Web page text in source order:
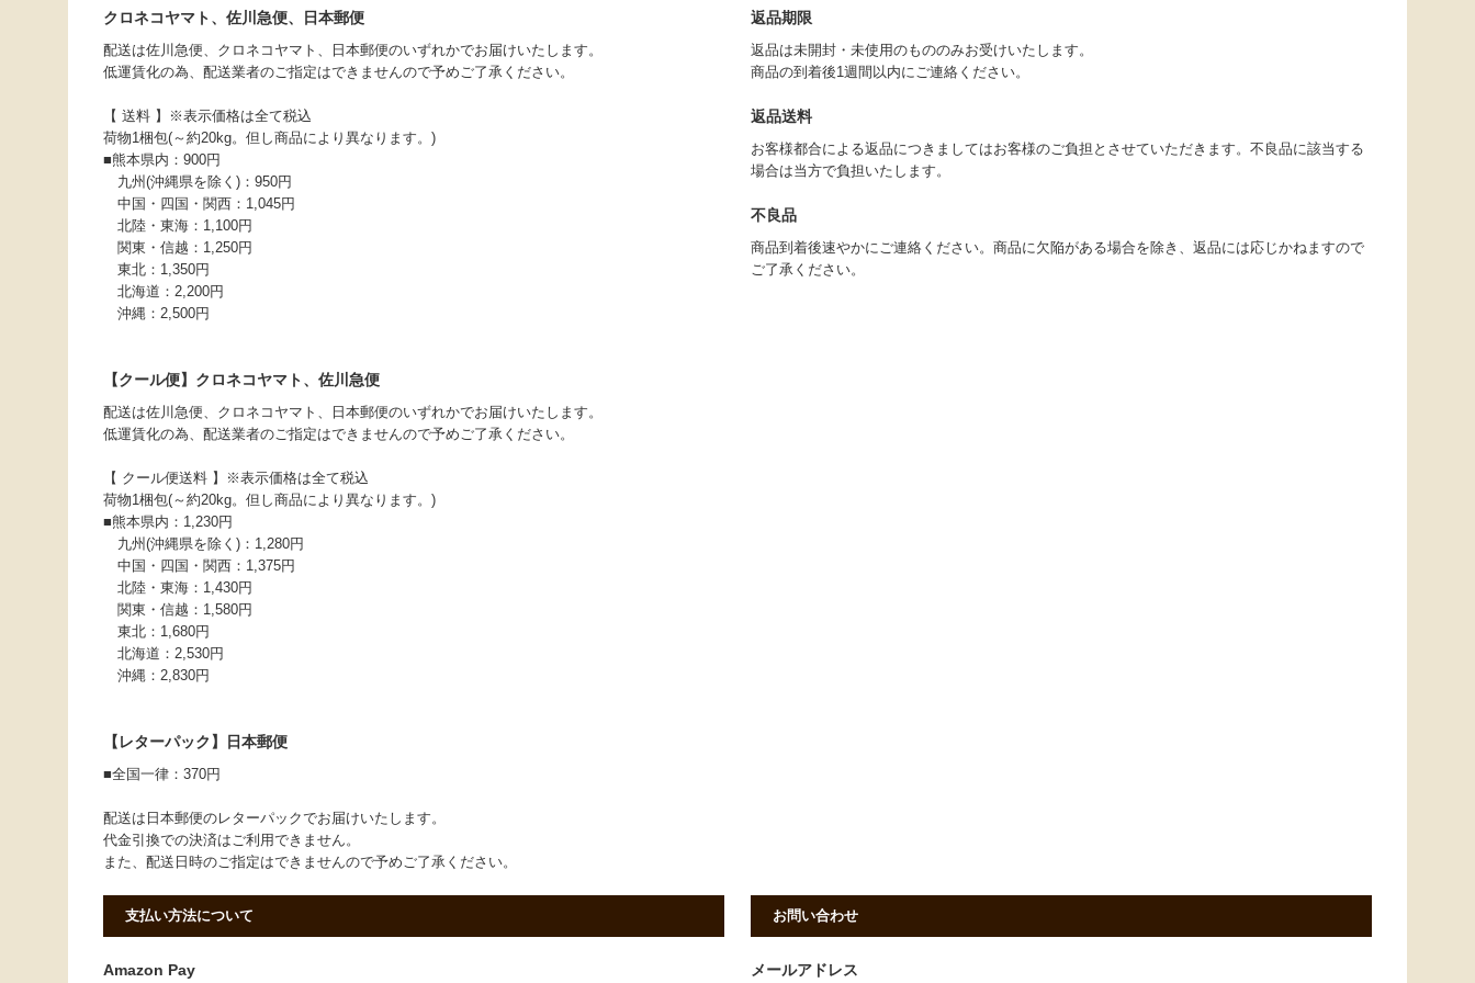
クロネコヤマト、佐川急便、日本郵便
配送は佐川急便、クロネコヤマト、日本郵便のいずれかでお届けいたします。
低運賃化の為、配送業者のご指定はできませんので予めご了承ください。
【 送料 】※表示価格は全て税込
荷物1梱包(～約20kg。但し商品により異なります。)
■熊本県内：900円
九州(沖縄県を除く)：950円
中国・四国・関西：1,045円
北陸・東海：1,100円
関東・信越：1,250円
東北：1,350円
北海道：2,200円
沖縄：2,500円
【クール便】クロネコヤマト、佐川急便
配送は佐川急便、クロネコヤマト、日本郵便のいずれかでお届けいたします。
低運賃化の為、配送業者のご指定はできませんので予めご了承ください。
【 クール便送料 】※表示価格は全て税込
荷物1梱包(～約20kg。但し商品により異なります。)
■熊本県内：1,230円
九州(沖縄県を除く)：1,280円
中国・四国・関西：1,375円
北陸・東海：1,430円
関東・信越：1,580円
東北：1,680円
北海道：2,530円
沖縄：2,830円
【レターパック】日本郵便
■全国一律：370円
配送は日本郵便のレターパックでお届けいたします。
代金引換での決済はご利用できません。
また、配送日時のご指定はできませんので予めご了承ください。
返品期限
返品は未開封・未使用のもののみお受けいたします。
商品の到着後1週間以内にご連絡ください。
返品送料
お客様都合による返品につきましてはお客様のご負担とさせていただきます。不良品に該当する
場合は当方で負担いたします。
不良品
商品到着後速やかにご連絡ください。商品に欠陥がある場合を除き、返品には応じかねますので
ご了承ください。
支払い方法について
Amazon Pay
お問い合わせ
メールアドレス